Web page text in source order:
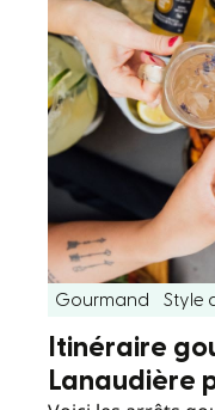
Gourmand Style
Itinéraire
Lanaudière